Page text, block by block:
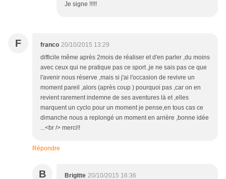
Je signe !!!!!
F franco 20/10/2015 13:29
difficile même après 2mois de réaliser et d'en parler ,du moins
avec ceux qui ne pratique pas ce sport ,je ne sais pas ce que
l'avenir nous réserve ,mais si j'ai l'occasion de revivre un
moment pareil ,alors (après coup ) pourquoi pas ,car on en
revient rarement indemne de ses aventures là et ,elles
marquent un cyclo pour un moment je pense,en tous cas ce
dimanche nous a replongé un moment en arrière ,bonne idée
...<br /> merci!!
Répondre
B Brigitte 20/10/2015 16:36